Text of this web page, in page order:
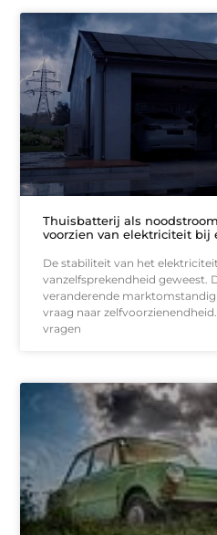
Thuisbatterij als
voorzien van elektriciteit bij
De stabiliteit van het
vanzelfsprekendheid geweest.
veranderende
vraag naar
vragen